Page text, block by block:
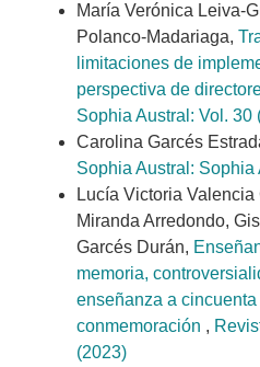
María Verónica Leiva-
Polanco-Madariaga,
limitaciones de
perspectiva de
Sophia Austral: Vol. 30
Carolina Garcés
Sophia Austral: Sophia
Lucía Victoria
Miranda Arredondo,
Garcés Durán,
memoria,
enseñanza a
conmemoración ,
(2023)